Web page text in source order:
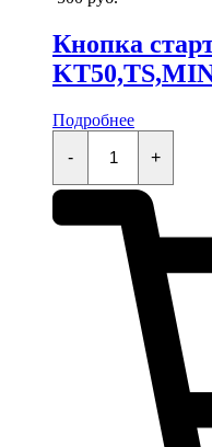
Кнопка
Подробнее
-
стартера+